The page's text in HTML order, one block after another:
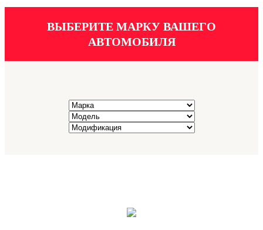
ВЫБЕРИТЕ МАРКУ ВАШЕГО
АВТОМОБИЛЯ